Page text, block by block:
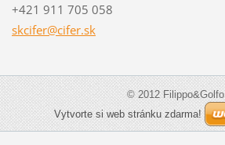
+421 911 705 058
skcifer@cifer.sk
© 2012 Filippo&Golfo
Vytvorte si web stránku zdarma!